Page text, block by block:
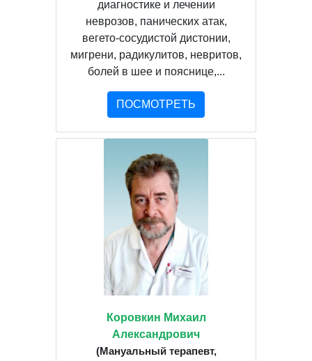
диагностике и лечении
неврозов, панических атак,
вегето-сосудистой дистонии,
мигрени, радикулитов, невритов,
болей в шее и пояснице,...
ПОСМОТРЕТЬ
Коровкин Михаил
Александрович
(Мануальный терапевт,